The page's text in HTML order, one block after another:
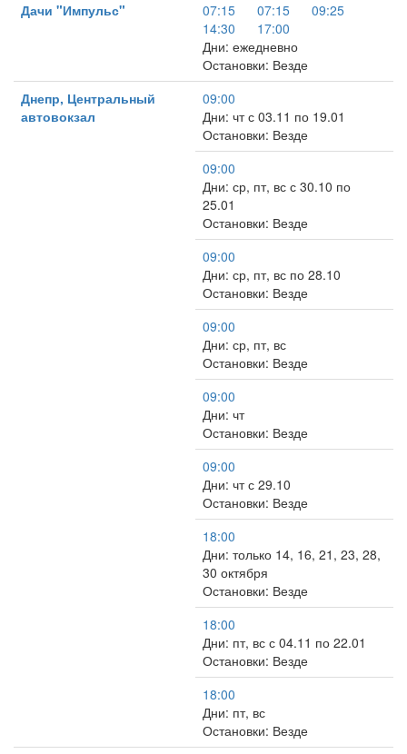
Дачи "Импульс"
07:15 07:15
09:25
14:30
17:00
Дни: ежедневно
Остановки: Везде
Днепр, Центральный
автовокзал
09:00
Дни: чт с 03.11 по 19.01
Остановки: Везде
09:00
Дни: ср, пт, вс с 30.10 по
25.01
Остановки: Везде
09:00
Дни: ср, пт, вс по 28.10
Остановки: Везде
09:00
Дни: ср, пт, вс
Остановки: Везде
09:00
Дни: чт
Остановки: Везде
09:00
Дни: чт с 29.10
Остановки: Везде
18:00
Дни: только 14, 16, 21, 23, 28,
30 октября
Остановки: Везде
18:00
Дни: пт, вс с 04.11 по 22.01
Остановки: Везде
18:00
Дни: пт, вс
Остановки: Везде